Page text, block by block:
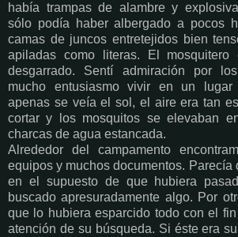
había trampas de alambre y
sólo podía haber albergado a pocos
camas de juncos entretejidos bien
apiladas como literas. El mosquitero
desgarrado. Sentí admiración por
mucho entusiasmo vivir en un lugar
apenas se veía el sol, el aire era tan
cortar y los mosquitos se elevaban
charcas de agua estancada.
Alrededor del campamento
equipos y muchos documentos.
en el supuesto de que hubiera
buscado apresuradamente algo. Por
que lo hubiera esparcido todo con el
atención de su búsqueda. Si éste era